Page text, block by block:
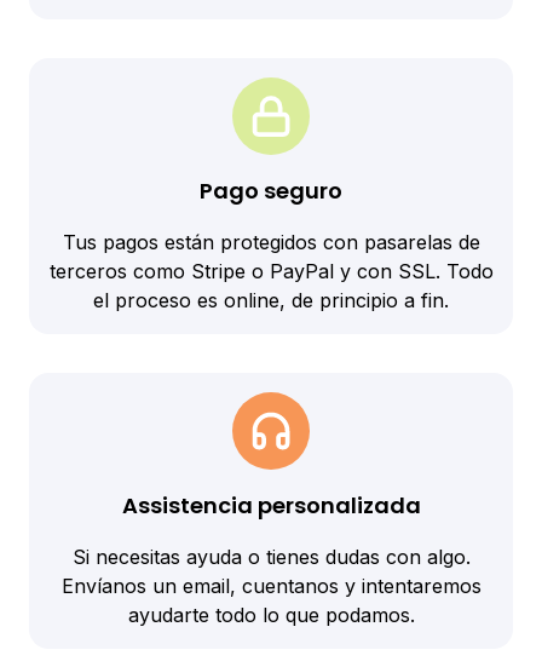
Pago seguro
Tus pagos están protegidos con pasarelas de
terceros como Stripe o PayPal y con SSL. Todo
el proceso es online, de principio a fin.
Assistencia personalizada
Si necesitas ayuda o tienes dudas con algo.
Envíanos un email, cuentanos y intentaremos
ayudarte todo lo que podamos.